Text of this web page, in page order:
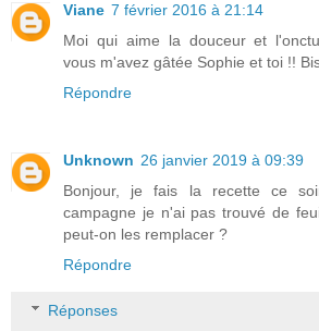
Viane 7 février 2016 à 21:14
Moi qui aime la douceur et
vous m'avez gâtée Sophie et toi !!
Répondre
Unknown 26 janvier 2019 à 09:39
Bonjour, je fais la recette ce
campagne je n'ai pas trouvé de
peut-on les remplacer ?
Répondre
Réponses